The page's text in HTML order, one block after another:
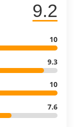
9.2
10
9.3
10
7.6